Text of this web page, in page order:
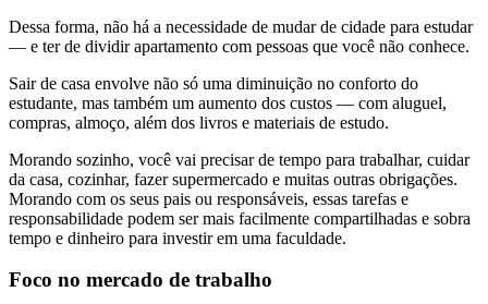
Dessa forma, não há a necessidade de mudar de cidade para estudar
— e ter de dividir apartamento com pessoas que você não conhece.
Sair de casa envolve não só uma diminuição no conforto do
estudante, mas também um aumento dos custos — com aluguel,
compras, almoço, além dos livros e materiais de estudo.
Morando sozinho, você vai precisar de tempo para trabalhar, cuidar
da casa, cozinhar, fazer supermercado e muitas outras obrigações.
Morando com os seus pais ou responsáveis, essas tarefas e
responsabilidade podem ser mais facilmente compartilhadas e sobra
tempo e dinheiro para investir em uma faculdade.
Foco no mercado de trabalho